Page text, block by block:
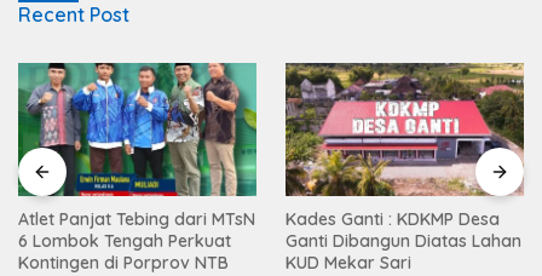
Recent Post
Atlet Panjat Tebing dari MTsN
6 Lombok Tengah Perkuat
Kontingen di Porprov NTB
Kades Ganti : KDKMP Desa
Ganti Dibangun Diatas Lahan
KUD Mekar Sari